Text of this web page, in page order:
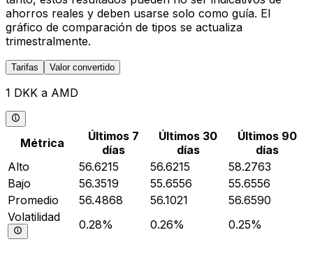
ahorros reales y deben usarse solo como guía. El
gráfico de comparación de tipos se actualiza
trimestralmente.
Tarifas Valor convertido
1 DKK a AMD
Métrica
Últimos 7
días
Últimos 30
días
Últimos 90
días
Alto
56.6215 56.6215
58.2763
Bajo
56.3519 55.6556
55.6556
Promedio
56.4868 56.1021
56.6590
Volatilidad
0.28% 0.26% 0.25%